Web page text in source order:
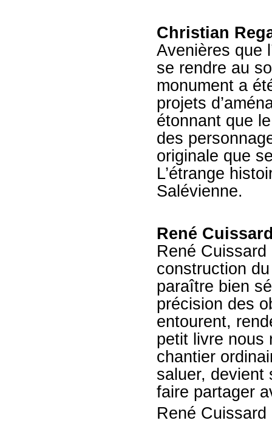
Christian
Avenières que
se rendre au
monument a
projets
étonnant que
des
originale que
L’étrange
Salévienne.
René
René Cuissard
construction
paraître bien
précision des
entourent,
petit livre nous
chantier
saluer, devient
faire partager
René